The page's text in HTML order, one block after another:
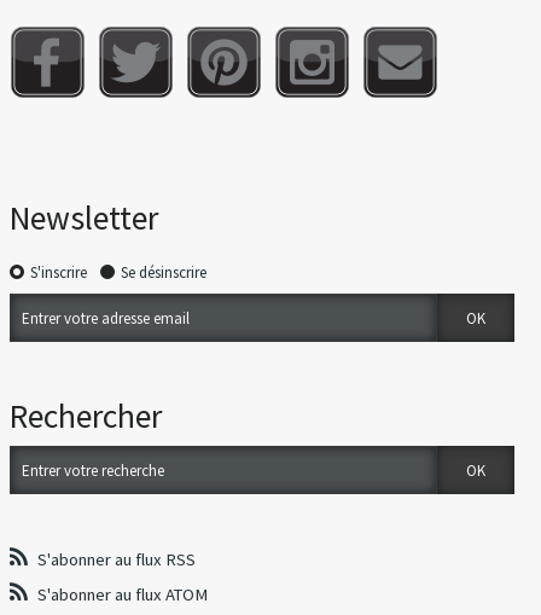
Newsletter
S'inscrire Se désinscrire
Rechercher
S'abonner au flux RSS
S'abonner au flux ATOM